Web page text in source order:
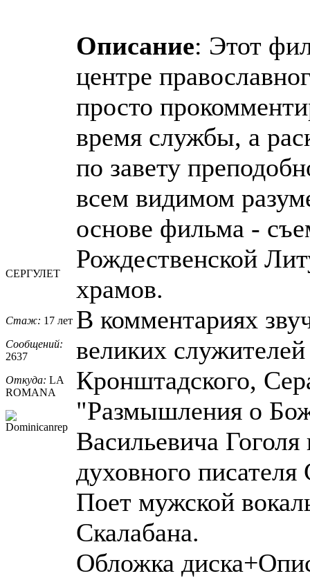
СЕРГУЛЕТ
Стаж: 17 лет
Сообщений:
2637
Откуда: LA
ROMANA
Описание: Этот
центре
просто
время службы, а
по завету
всем видимом
основе фильма -
Рождественской
храмов.
В комментариях
великих
Кронштадского,
"Размышления о
Васильевича
духовного
Поет мужской
Скалабана.
Обложка